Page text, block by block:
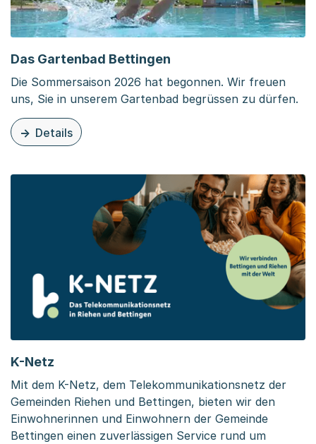
Das Gartenbad Bettingen
Die Sommersaison 2026 hat begonnen. Wir freuen
uns, Sie in unserem Gartenbad begrüssen zu dürfen.
Details
zu dieser Organisationsseite: Das Gartenbad Bettingen
K-Netz
Mit dem K-Netz, dem Telekommunikationsnetz der
Gemeinden Riehen und Bettingen, bieten wir den
Einwohnerinnen und Einwohnern der Gemeinde
Bettingen einen zuverlässigen Service rund um